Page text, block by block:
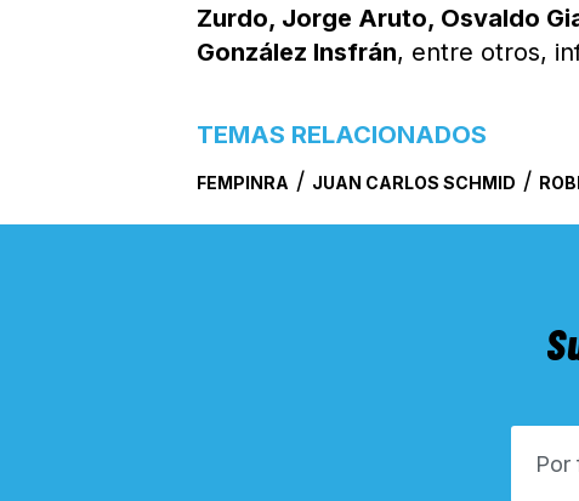
Zurdo, Jorge Aruto, Osvaldo
González Insfrán, entre otros,
TEMAS RELACIONADOS
FEMPINRA / JUAN CARLOS SCHMID /